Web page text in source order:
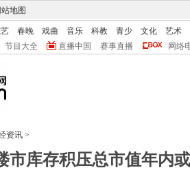
站地图
春晚 戏曲 音乐 科教 青少 文化
艺术
节目大全 直播中国 赛事直播 网络
资讯 >
市库存积压总市值年内